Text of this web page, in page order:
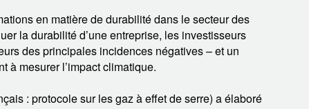
en matière de durabilité dans le secteur des
la durabilité d’une entreprise, les investisseurs
des principales incidences négatives – et un
à mesurer l’impact climatique.
: protocole sur les gaz à effet de serre) a élaboré